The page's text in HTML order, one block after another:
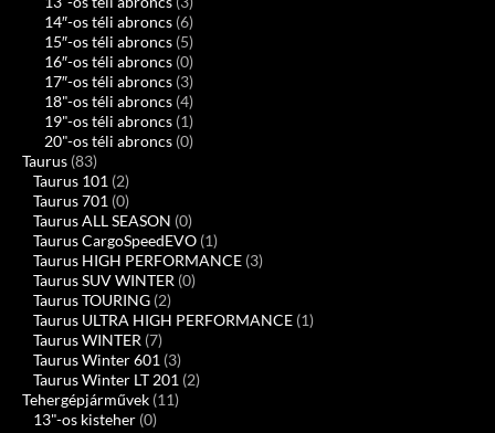
14″-os téli abroncs (6)
15″-os téli abroncs (5)
16″-os téli abroncs (0)
17″-os téli abroncs (3)
18"-os téli abroncs (4)
19"-os téli abroncs (1)
20"-os téli abroncs (0)
Taurus (83)
Taurus 101 (2)
Taurus 701 (0)
Taurus ALL SEASON (0)
Taurus CargoSpeedEVO (1)
Taurus HIGH PERFORMANCE (3)
Taurus SUV WINTER (0)
Taurus TOURING (2)
Taurus ULTRA HIGH PERFORMANCE (1)
Taurus WINTER (7)
Taurus Winter 601 (3)
Taurus Winter LT 201 (2)
Tehergépjárművek (11)
13"-os kisteher (0)